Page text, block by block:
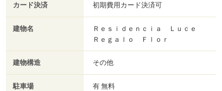
カード決済 初期費用カード決済可
建物名
Ｒｅｓｉｄｅｎｃｉａ Ｌｕｃｅ
Ｒｅｇａｌｏ Ｆｌｏｒ
建物構造 その他
駐車場 有 無料